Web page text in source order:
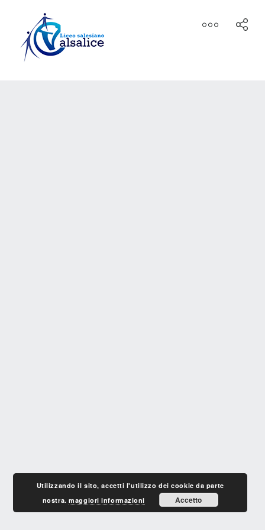
Utilizzando il sito, accetti l'utilizzo dei cookie da parte
nostra.maggiori informazioni Accetto